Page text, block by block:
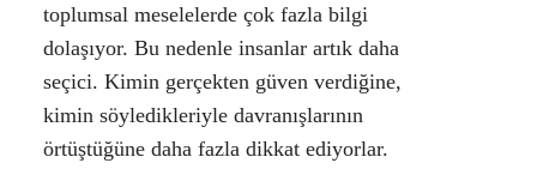
toplumsal meselelerde çok fazla bilgi
dolaşıyor. Bu nedenle insanlar artık daha
seçici. Kimin gerçekten güven verdiğine,
kimin söyledikleriyle davranışlarının
örtüştüğüne daha fazla dikkat ediyorlar.